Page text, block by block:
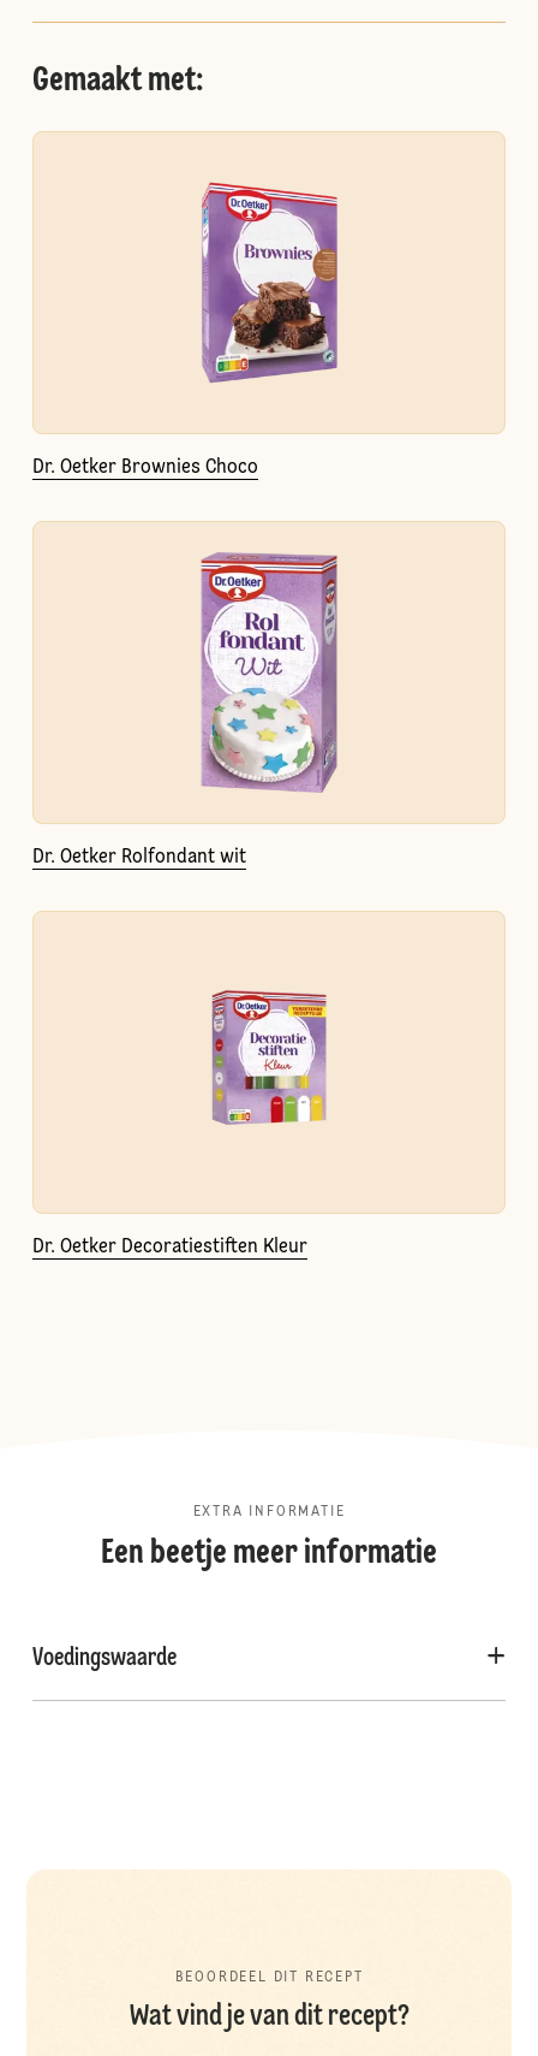
Gemaakt met:
Dr. Oetker Brownies Choco
Dr. Oetker Rolfondant wit
Dr. Oetker Decoratiestiften Kleur
EXTRA INFORMATIE
Een beetje meer informatie
Voedingswaarde
BEOORDEEL DIT RECEPT
Wat vind je van dit recept?